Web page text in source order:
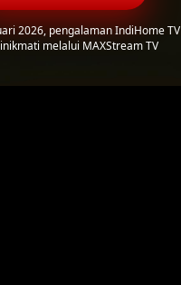
2026, pengalaman IndiHome TV
melalui MAXStream TV